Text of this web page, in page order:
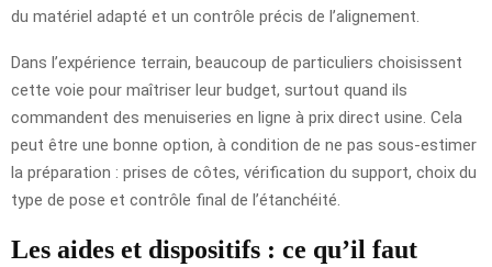
du matériel adapté et un contrôle précis de l’alignement.
Dans l’expérience terrain, beaucoup de particuliers choisissent
cette voie pour maîtriser leur budget, surtout quand ils
commandent des menuiseries en ligne à prix direct usine. Cela
peut être une bonne option, à condition de ne pas sous-estimer
la préparation : prises de côtes, vérification du support, choix du
type de pose et contrôle final de l’étanchéité.
Les aides et dispositifs : ce qu’il faut